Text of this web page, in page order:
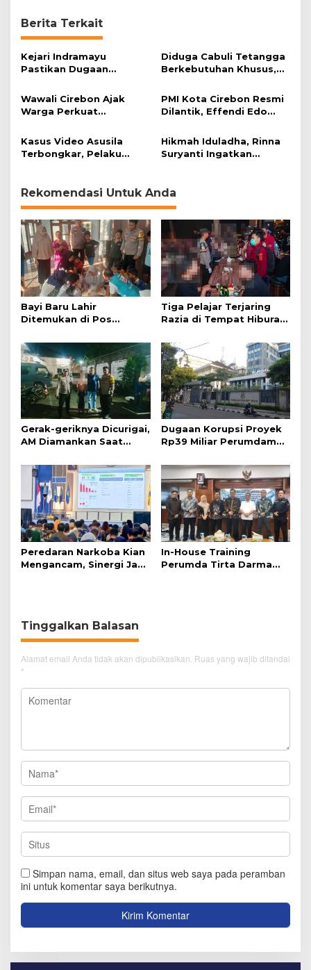
Berita Terkait
Kejari Indramayu
Pastikan Dugaan
TDA Tak Terbukti
Diduga Cabuli Tetangga
Berkebutuhan Khusus,
Wawali Cirebon Ajak
Warga Perkuat
Momentum Harjad ke-
599
PMI Kota Cirebon Resmi
Dilantik, Effendi Edo
Bencana
Kasus Video Asusila
Terbongkar, Pelaku
Hikmah Iduladha, Rinna
Suryanti Ingatkan
Rekomendasi Untuk Anda
Bayi Baru Lahir
Ditemukan di Pos
Tiga Pelajar Terjaring
Razia di Tempat Hiburan
Gerak-geriknya Dicurigai,
AM Diamankan Saat
Dugaan Korupsi Proyek
Rp39 Miliar Perumdam
Jabar
Peredaran Narkoba Kian
Mengancam, Sinergi Jadi
In-House Training
Perumda Tirta Darma
Tinggalkan Balasan
Alamat email Anda tidak akan dipublikasikan. Ruas yang wajib ditandai
*
Simpan nama, email, dan situs web saya pada peramban
ini untuk komentar saya berikutnya.